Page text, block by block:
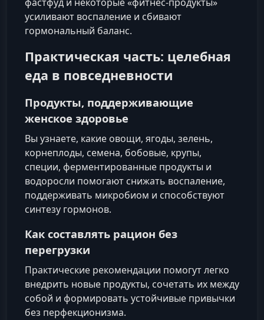
усиливают воспаление и сбивают
гормональный баланс.
Практическая часть: целебная
еда в повседневности
Продукты, поддерживающие
женское здоровье
Вы узнаете, какие овощи, ягоды, зелень,
корнеплоды, семена, бобовые, крупы,
специи, ферментированные продукты и
водоросли помогают снижать воспаление,
поддерживать микробиом и способствуют
синтезу гормонов.
Как составлять рацион без
перегрузки
Практические рекомендации помогут легко
внедрить новые продукты, сочетать их между
собой и формировать устойчивые привычки
без перфекционизма.